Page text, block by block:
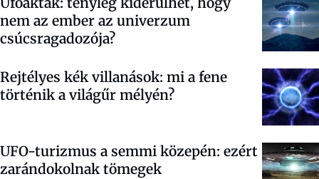
nem az ember az univerzum
csúcsragadozója?
Rejtélyes kék villanások: mi a fene
történik a világűr mélyén?
UFO-turizmus a semmi közepén: ezért
zarándokolnak tömegek